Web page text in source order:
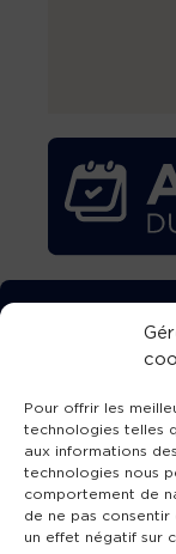
Pour offrir les
technologies telles
aux informations
technologies nous
comportement de
de ne pas
un effet négatif sur